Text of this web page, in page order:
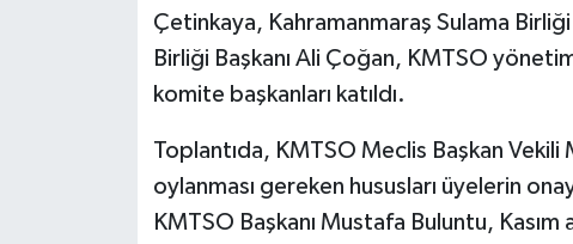
Çetinkaya, Kahramanmaraş Sulama Birliği
Birliği Başkanı Ali Çoğan, KMTSO
komite başkanları katıldı.
Toplantıda, KMTSO Meclis Başkan
oylanması gereken hususları üyelerin
KMTSO Başkanı Mustafa Buluntu, Kasım